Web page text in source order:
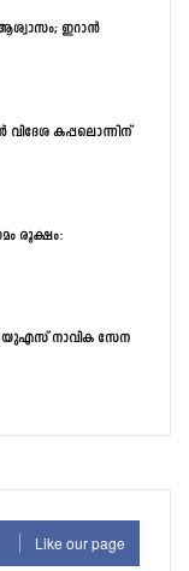
ഇറാൻ
കപ്പലൊന്നിന്
രൂക്ഷം:
യുഎസ് നാവിക സേന
Like our page